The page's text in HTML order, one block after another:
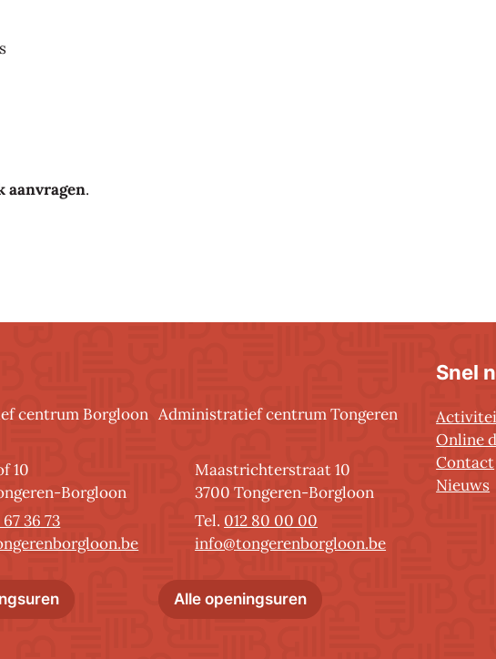
aanvragen.
centrum Borgloon
10
Borgloon
67 36 73
Administratief centrum Borgloon
Administratief centrum Tongeren
AdresMaastrichterstraat 10
,3700 Tongeren-Borgloon
012 80 00 00
E-mailinfo@tongerenborgloon.be
Alle openingsurenAdministratief centrum
Snel
Online
Contact
Nieuws